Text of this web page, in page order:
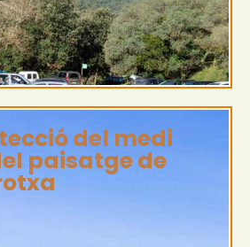
del medi
paisatge de